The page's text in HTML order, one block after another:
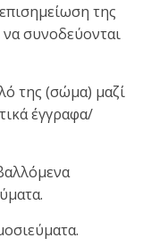
της
συνοδεύονται
της (σώμα) μαζί
έγγραφα/